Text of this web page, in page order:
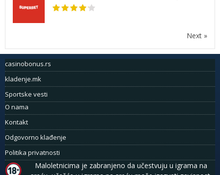
Next »
casinobonus.rs
kladenje.mk
Sportske vesti
O nama
Kontakt
Odgovorno klađenje
Politika privatnosti
Maloletnicima je zabranjeno da učestvuju u igrama na